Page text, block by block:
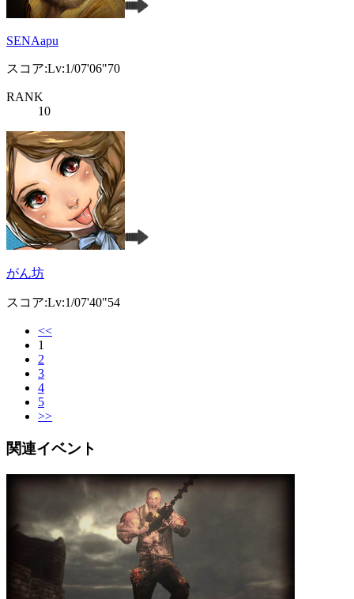
SENAapu
スコア:Lv:1/07'06"70
RANK
10
がん坊
スコア:Lv:1/07'40"54
<<
1
2
3
4
5
>>
関連イベント